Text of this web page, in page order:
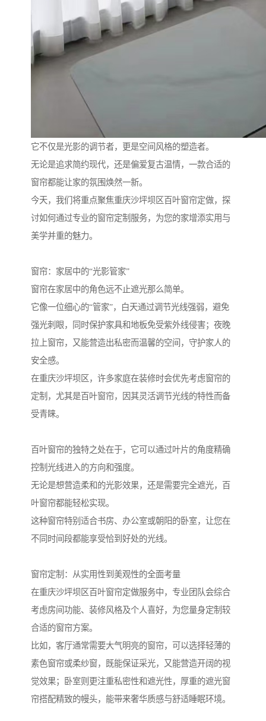
它不仅是光影的调节者，更是空间风格的塑造者。
无论是追求简约现代，还是偏爱复古温情，一款合适的
窗帘都能让家的氛围焕然一新。
今天，我们将重点聚焦重庆沙坪坝区百叶窗帘定做，探
讨如何通过专业的窗帘定制服务，为您的家增添实用与
美学并重的魅力。
窗帘：家居中的“光影管家”
窗帘在家居中的角色远不止遮光那么简单。
它像一位细心的“管家”，白天通过调节光线强弱，避免
强光刺眼，同时保护家具和地板免受紫外线侵害；夜晚
拉上窗帘，又能营造出私密而温馨的空间，守护家人的
安全感。
在重庆沙坪坝区，许多家庭在装修时会优先考虑窗帘的
定制，尤其是百叶窗帘，因其灵活调节光线的特性而备
受青睐。
百叶窗帘的独特之处在于，它可以通过叶片的角度精确
控制光线进入的方向和强度。
无论是想营造柔和的光影效果，还是需要完全遮光，百
叶窗帘都能轻松实现。
这种窗帘特别适合书房、办公室或朝阳的卧室，让您在
不同时间段都能享受恰到好处的光线。
窗帘定制：从实用性到美观性的全面考量
在重庆沙坪坝区百叶窗帘定做服务中，专业团队会综合
考虑房间功能、装修风格及个人喜好，为您量身定制较
合适的窗帘方案。
比如，客厅通常需要大气明亮的窗帘，可以选择轻薄的
素色窗帘或柔纱窗，既能保证采光，又能营造开阔的视
觉效果；卧室则更注重私密性和遮光性，厚重的遮光窗
帘搭配精致的幔头，能带来奢华质感与舒适睡眠环境。